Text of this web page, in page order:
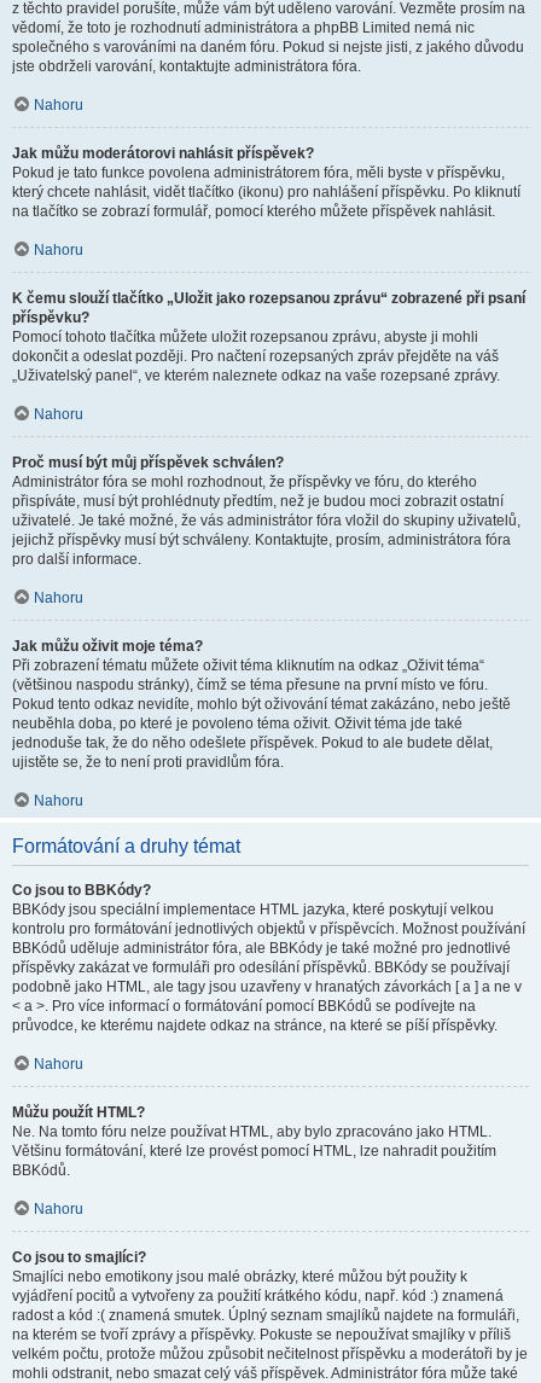
z těchto pravidel porušíte, může vám být uděleno varování. Vezměte prosím na
vědomí, že toto je rozhodnutí administrátora a phpBB Limited nemá nic
společného s varováními na daném fóru. Pokud si nejste jisti, z jakého důvodu
jste obdrželi varování, kontaktujte administrátora fóra.
Nahoru
Jak můžu moderátorovi nahlásit příspěvek?
Pokud je tato funkce povolena administrátorem fóra, měli byste v příspěvku,
který chcete nahlásit, vidět tlačítko (ikonu) pro nahlášení příspěvku. Po kliknutí
na tlačítko se zobrazí formulář, pomocí kterého můžete příspěvek nahlásit.
Nahoru
K čemu slouží tlačítko „Uložit jako rozepsanou zprávu“ zobrazené při psaní
příspěvku?
Pomocí tohoto tlačítka můžete uložit rozepsanou zprávu, abyste ji mohli
dokončit a odeslat později. Pro načtení rozepsaných zpráv přejděte na váš
„Uživatelský panel“, ve kterém naleznete odkaz na vaše rozepsané zprávy.
Nahoru
Proč musí být můj příspěvek schválen?
Administrátor fóra se mohl rozhodnout, že příspěvky ve fóru, do kterého
přispíváte, musí být prohlédnuty předtím, než je budou moci zobrazit ostatní
uživatelé. Je také možné, že vás administrátor fóra vložil do skupiny uživatelů,
jejichž příspěvky musí být schváleny. Kontaktujte, prosím, administrátora fóra
pro další informace.
Nahoru
Jak můžu oživit moje téma?
Při zobrazení tématu můžete oživit téma kliknutím na odkaz „Oživit téma“
(většinou naspodu stránky), čímž se téma přesune na první místo ve fóru.
Pokud tento odkaz nevidíte, mohlo být oživování témat zakázáno, nebo ještě
neuběhla doba, po které je povoleno téma oživit. Oživit téma jde také
jednoduše tak, že do něho odešlete příspěvek. Pokud to ale budete dělat,
ujistěte se, že to není proti pravidlům fóra.
Nahoru
Formátování a druhy témat
Co jsou to BBKódy?
BBKódy jsou speciální implementace HTML jazyka, které poskytují velkou
kontrolu pro formátování jednotlivých objektů v příspěvcích. Možnost používání
BBKódů uděluje administrátor fóra, ale BBKódy je také možné pro jednotlivé
příspěvky zakázat ve formuláři pro odesílání příspěvků. BBKódy se používají
podobně jako HTML, ale tagy jsou uzavřeny v hranatých závorkách [ a ] a ne v
< a >. Pro více informací o formátování pomocí BBKódů se podívejte na
průvodce, ke kterému najdete odkaz na stránce, na které se píší příspěvky.
Nahoru
Můžu použít HTML?
Ne. Na tomto fóru nelze používat HTML, aby bylo zpracováno jako HTML.
Většinu formátování, které lze provést pomocí HTML, lze nahradit použitím
BBKódů.
Nahoru
Co jsou to smajlíci?
Smajlíci nebo emotikony jsou malé obrázky, které můžou být použity k
vyjádření pocitů a vytvořeny za použití krátkého kódu, např. kód :) znamená
radost a kód :( znamená smutek. Úplný seznam smajlíků najdete na formuláři,
na kterém se tvoří zprávy a příspěvky. Pokuste se nepoužívat smajlíky v příliš
velkém počtu, protože můžou způsobit nečitelnost příspěvku a moderátoři by je
mohli odstranit, nebo smazat celý váš příspěvek. Administrátor fóra může také